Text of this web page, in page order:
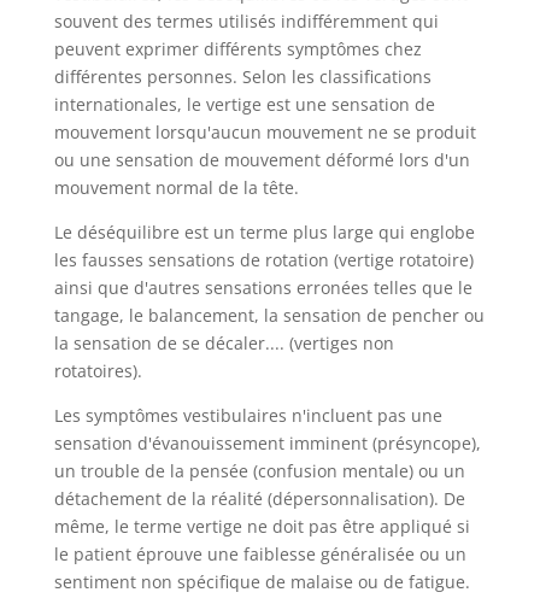
souvent des termes utilisés indifféremment qui
peuvent exprimer différents symptômes chez
différentes personnes. Selon les classifications
internationales, le vertige est une sensation de
mouvement lorsqu'aucun mouvement ne se produit
ou une sensation de mouvement déformé lors d'un
mouvement normal de la tête.
Le déséquilibre est un terme plus large qui englobe
les fausses sensations de rotation (vertige rotatoire)
ainsi que d'autres sensations erronées telles que le
tangage, le balancement, la sensation de pencher ou
la sensation de se décaler.... (vertiges non
rotatoires).
Les symptômes vestibulaires n'incluent pas une
sensation d'évanouissement imminent (présyncope),
un trouble de la pensée (confusion mentale) ou un
détachement de la réalité (dépersonnalisation). De
même, le terme vertige ne doit pas être appliqué si
le patient éprouve une faiblesse généralisée ou un
sentiment non spécifique de malaise ou de fatigue.